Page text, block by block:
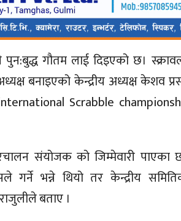
पुन:बुद्ध गौतम लाई दिइएको छ।
बनाइएको केन्द्रीय अध्यक्ष केशव
Scrabble
संयोजक को जिम्मेवारी पाएका
भन्ने थियो तर केन्द्रीय
बताए ।